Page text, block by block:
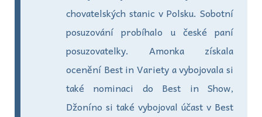
chovatelských stanic v Polsku. Sobotní
posuzování probíhalo u české paní
posuzovatelky. Amonka získala
ocenění Best in Variety a vybojovala si
také nominaci do Best in Show,
Džoníno si také vybojoval účast v Best